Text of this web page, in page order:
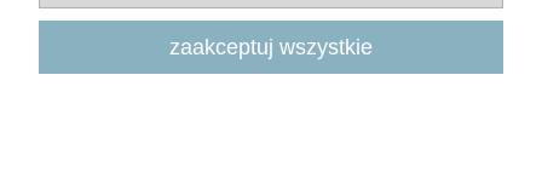
Copyright 2026, Zoo-Aquos
zaakceptuj wszystkie